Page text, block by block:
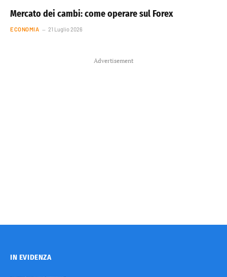
Mercato dei cambi: come operare sul Forex
ECONOMIA 21 Luglio 2026
Advertisement
IN EVIDENZA